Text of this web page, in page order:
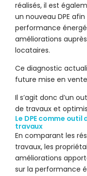
réalisés, il est
un nouveau DPE
performance
améliorations
locataires.
Ce diagnostic
future mise en
Il s’agit donc d’un
de travaux et
Le DPE comme
travaux
En comparant les
travaux, les
améliorations
sur la performance